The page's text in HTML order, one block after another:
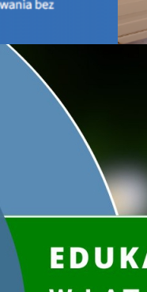
ponad 300 osób.
planowano. Do
akcji „100 tysięcy
lip oraz brzóz.
z dołączonym
mieszkańcy zapełnili
wypełnił test
na 100-lecie
Jednym z nich jest
szczególnie cieszy,
polega nowoczesny
Wojewódzkiego